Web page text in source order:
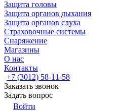
Защита головы
Защита органов дыхания
Защита органов слуха
Страховочные системы
Снаряжение
Магазины
О нас
Контакты
+7 (3012) 58-11-58
Заказать звонок
Задать вопрос
Войти